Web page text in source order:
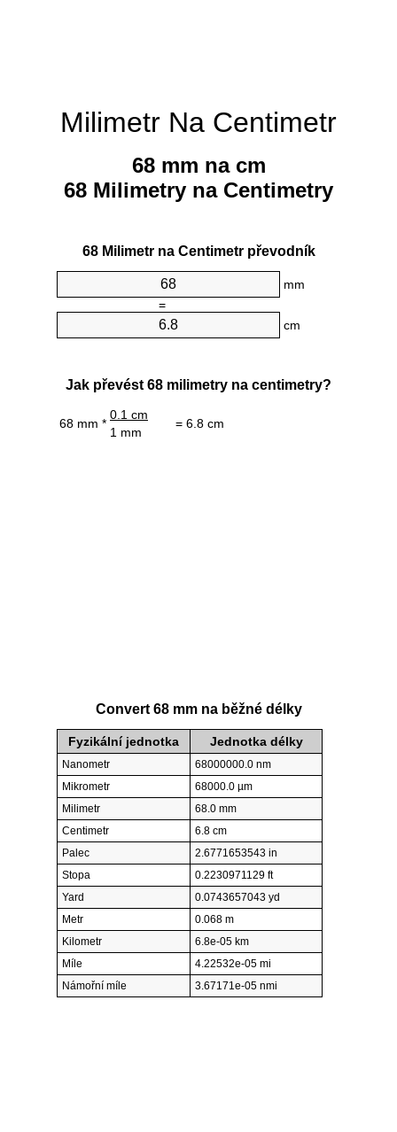
Milimetr Na Centimetr
68 mm na cm
68 Milimetry na Centimetry
68 Milimetr na Centimetr převodník
mm
=
cm
Jak převést 68 milimetry na centimetry?
68 mm *
0.1 cm
= 6.8 cm
1 mm
Convert 68 mm na běžné délky
Fyzikální jednotka Jednotka délky
Nanometr
68000000.0 nm
Mikrometr
68000.0 µm
Milimetr
68.0 mm
Centimetr
6.8 cm
Palec
2.6771653543 in
Stopa
0.2230971129 ft
Yard
0.0743657043 yd
Metr
0.068 m
Kilometr
6.8e-05 km
Míle
4.22532e-05 mi
Námořní míle
3.67171e-05 nmi